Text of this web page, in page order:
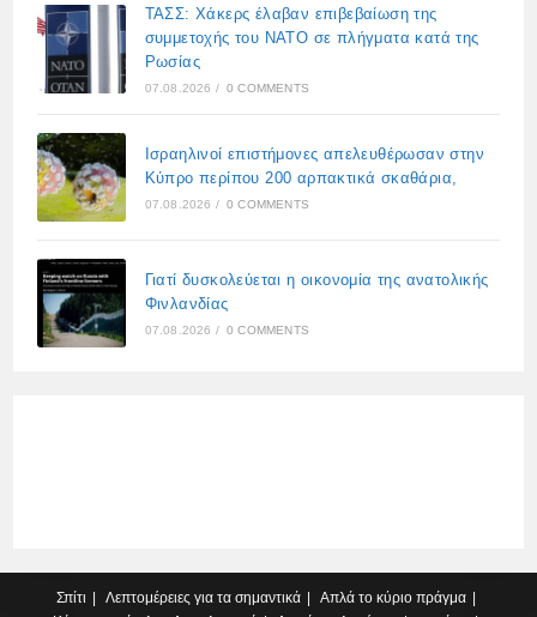
ΤΑΣΣ: Χάκερς έλαβαν επιβεβαίωση της
συμμετοχής του ΝΑΤΟ σε πλήγματα κατά της
Ρωσίας
07.08.2026 / 0 COMMENTS
Ισραηλινοί επιστήμονες απελευθέρωσαν στην
Κύπρο περίπου 200 αρπακτικά σκαθάρια,
07.08.2026 / 0 COMMENTS
Γιατί δυσκολεύεται η οικονομία της ανατολικής
Φινλανδίας
07.08.2026 / 0 COMMENTS
Σπίτι Λεπτομέρειες για τα σημαντικά
Απλά το κύριο πράγμα